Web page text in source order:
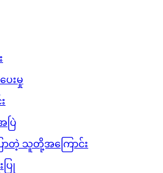
ေးမှု
ြဲ
ာတဲ့ သူတို့အကြောင်း
ြု